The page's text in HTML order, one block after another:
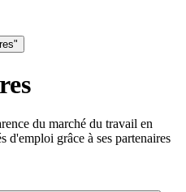
du marché du travail en
d'emploi grâce à ses partenaires